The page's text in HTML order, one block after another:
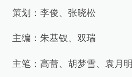
策划：李俊、张晓松
主编：朱基钗、双瑞
主笔：高蕾、胡梦雪、袁月明